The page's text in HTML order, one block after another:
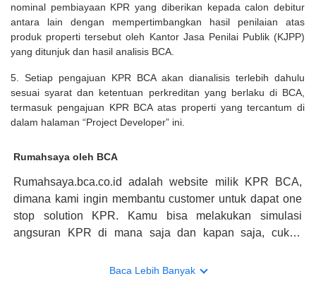
nominal pembiayaan KPR yang diberikan kepada calon debitur
antara lain dengan mempertimbangkan hasil penilaian atas
produk properti tersebut oleh Kantor Jasa Penilai Publik (KJPP)
yang ditunjuk dan hasil analisis BCA.
5. Setiap pengajuan KPR BCA akan dianalisis terlebih dahulu
sesuai syarat dan ketentuan perkreditan yang berlaku di BCA,
termasuk pengajuan KPR BCA atas properti yang tercantum di
dalam halaman “Project Developer” ini.
Rumahsaya oleh BCA
Rumahsaya.bca.co.id adalah website milik KPR BCA,
dimana kami ingin membantu customer untuk dapat one
stop solution KPR. Kamu bisa melakukan simulasi
angsuran KPR di mana saja dan kapan saja, cukup
konsultasi mengenai KPR, maka ada layanan live chat
Baca Lebih Banyak